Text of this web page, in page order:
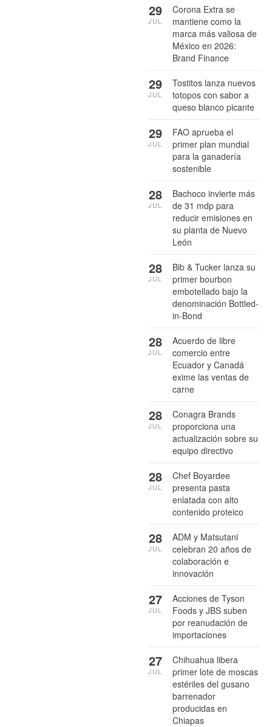
Corona Extra se
mantiene como la
marca más valiosa de
México en 2026:
Brand Finance
29
JUL
Tostitos lanza nuevos
totopos con sabor a
queso blanco picante
29
JUL
FAO aprueba el
primer plan mundial
para la ganadería
sostenible
29
JUL
Bachoco invierte más
de 31 mdp para
reducir emisiones en
su planta de Nuevo
León
28
JUL
Bib & Tucker lanza su
primer bourbon
embotellado bajo la
denominación Bottled-
in-Bond
28
JUL
Acuerdo de libre
comercio entre
Ecuador y Canadá
exime las ventas de
carne
28
JUL
Conagra Brands
proporciona una
actualización sobre su
equipo directivo
28
JUL
Chef Boyardee
presenta pasta
enlatada con alto
contenido proteico
28
JUL
ADM y Matsutani
celebran 20 años de
colaboración e
innovación
28
JUL
Acciones de Tyson
Foods y JBS suben
por reanudación de
importaciones
27
JUL
Chihuahua libera
primer lote de moscas
estériles del gusano
barrenador
producidas en
Chiapas
27
JUL